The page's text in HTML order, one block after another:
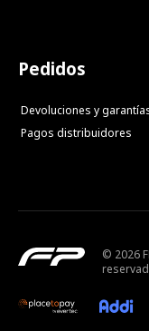
Pedidos
Devoluciones y
Pagos distribuidores
© 2026